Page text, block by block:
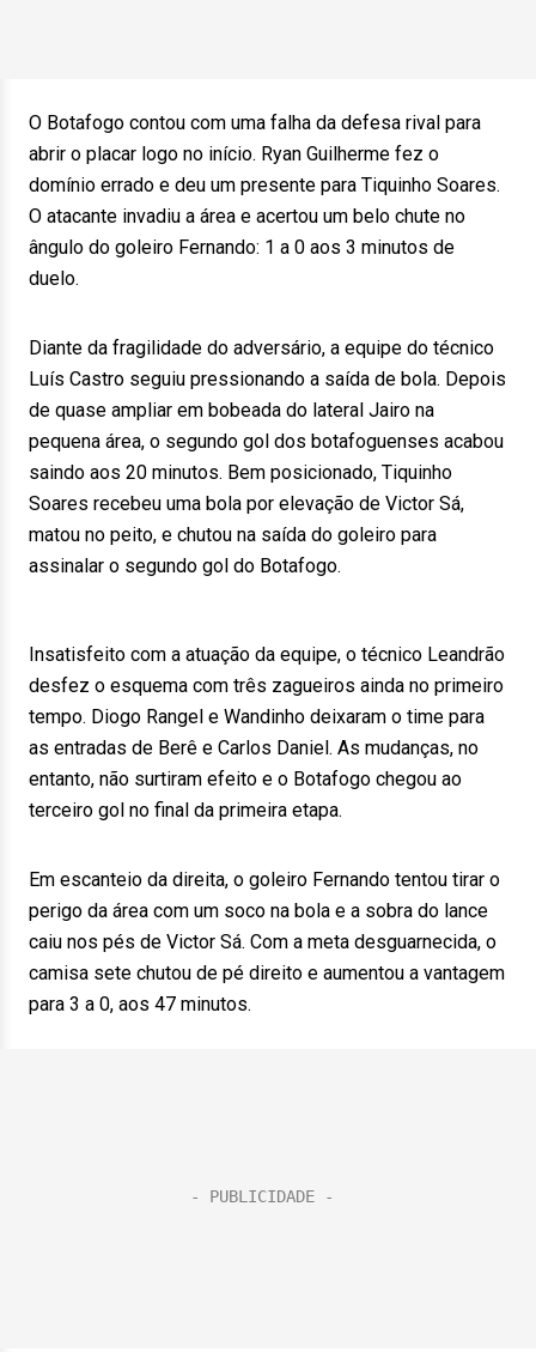
O Botafogo contou com uma falha da defesa rival para
abrir o placar logo no início. Ryan Guilherme fez o
domínio errado e deu um presente para Tiquinho Soares.
O atacante invadiu a área e acertou um belo chute no
ângulo do goleiro Fernando: 1 a 0 aos 3 minutos de
duelo.
Diante da fragilidade do adversário, a equipe do técnico
Luís Castro seguiu pressionando a saída de bola. Depois
de quase ampliar em bobeada do lateral Jairo na
pequena área, o segundo gol dos botafoguenses acabou
saindo aos 20 minutos. Bem posicionado, Tiquinho
Soares recebeu uma bola por elevação de Victor Sá,
matou no peito, e chutou na saída do goleiro para
assinalar o segundo gol do Botafogo.
Insatisfeito com a atuação da equipe, o técnico Leandrão
desfez o esquema com três zagueiros ainda no primeiro
tempo. Diogo Rangel e Wandinho deixaram o time para
as entradas de Berê e Carlos Daniel. As mudanças, no
entanto, não surtiram efeito e o Botafogo chegou ao
terceiro gol no final da primeira etapa.
Em escanteio da direita, o goleiro Fernando tentou tirar o
perigo da área com um soco na bola e a sobra do lance
caiu nos pés de Victor Sá. Com a meta desguarnecida, o
camisa sete chutou de pé direito e aumentou a vantagem
para 3 a 0, aos 47 minutos.